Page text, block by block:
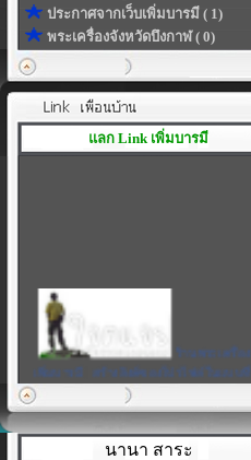
ประกาศจากเว็บเพิ่มบารมี ( 1)
พระเครื่องจังหวัดบึงกาฬ ( 0)
แลก Link เพิ่มบารมี
เพิ่มบารมี|สร้างลิงค์ของโปรไฟล์ในแบบที่
เป็นตัวคุณเอง
นานา สาระ